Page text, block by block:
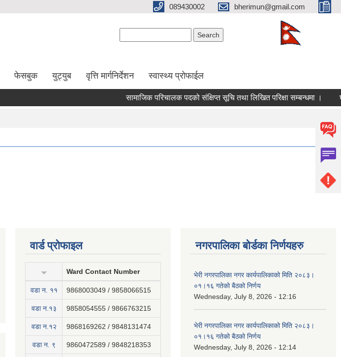
089430002 bherimun@gmail.com
फेसबुक युट्युब वृत्ति मार्गनिर्देशन स्वास्थ्य प्रोफाईल
सामाजिक परिचालक पदको संक्षिप्त सूचि तथा लिखित परिक्षा सम्बन्धमा ।
वार्ड प्रोफाइल
Ward Contact Number
वडा न‍. ११ 9868003049 / 9858066515
वडा न.१३ 9858054555 / 9866763215
वडा न.१२ 9868169262 / 9848131474
वडा न. ९ 9860472589 / 9848218353
नगरपालिका बोर्डका निर्णयहरु
भेरी नगरपालिका नगर कार्यपालिकाको मिति २०८३।
०१।१६ गतेको बैठको निर्णय
Wednesday, July 8, 2026 - 12:16
भेरी नगरपालिका नगर कार्यपालिकाको मिति २०८३।
०१।१६ गतेको बैठको निर्णय
Wednesday, July 8, 2026 - 12:14